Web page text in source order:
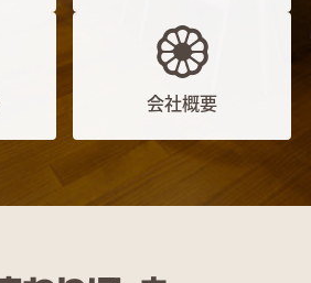
会社概要